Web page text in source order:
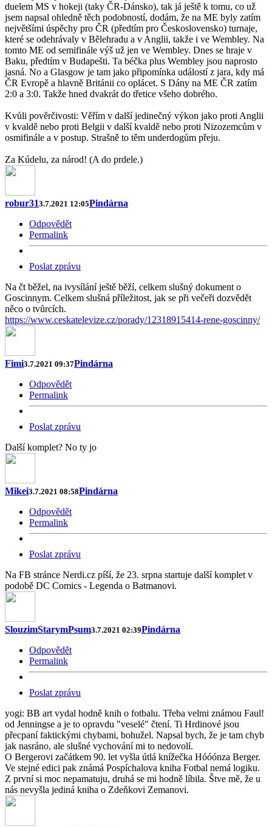
duelem MS v hokeji (taky ČR-Dánsko), tak já ještě k tomu, co už
jsem napsal ohledně těch podobností, dodám, že na ME byly zatím
největšími úspěchy pro ČR (předtím pro Československo) turnaje,
které se odehrávaly v Bělehradu a v Anglii, takže i ve Wembley. Na
tomto ME od semifinále výš už jen ve Wembley. Dnes se hraje v
Baku, předtím v Budapešti. Ta béčka plus Wembley jsou naprosto
jasná. No a Glasgow je tam jako připomínka událostí z jara, kdy má
ČR Evropě a hlavně Británii co oplácet. S Dány na ME ČR zatím
2:0 a 3:0. Takže hned dvakrát do třetice všeho dobrého.
Kvůli pověrčivosti: Věřím v další jedinečný výkon jako proti Anglii
v kvaldě nebo proti Belgii v další kvaldě nebo proti Nizozemcům v
osmifinále a v postup. Strašně to těm underdogům přeju.
Za Kúdelu, za národ! (A do prdele.)
robur313.7.2021 12:05Pindárna
Odpovědět
Permalink
Poslat zprávu
Na čt běžel, na ivysílání ještě běží, celkem slušný dokument o
Goscinnym. Celkem slušná příležitost, jak se při večeři dozvědět
něco o tvůrcích.
https://www.ceskatelevize.cz/porady/12318915414-rene-goscinny/
Fimi3.7.2021 09:37Pindárna
Odpovědět
Permalink
Poslat zprávu
Další komplet? No ty jo
Mikei3.7.2021 08:58Pindárna
Odpovědět
Permalink
Poslat zprávu
Na FB stránce Nerdi.cz píší, že 23. srpna startuje další komplet v
podobě DC Comics - Legenda o Batmanovi.
SlouzimStarymPsum3.7.2021 02:39Pindárna
Odpovědět
Permalink
Poslat zprávu
yogi: BB art vydal hodně knih o fotbalu. Třeba velmi známou Faul!
od Jenningse a je to opravdu "veselé" čtení. Ti Hrdinové jsou
přecpaní faktickými chybami, bohužel. Napsal bych, že je tam chyb
jak nasráno, ale slušné vychování mi to nedovolí.
O Bergerovi začátkem 90. let vyšla útlá knížečka Hóóónza Berger.
Ve stejné edici pak známá Pospíchalova kniha Fotbal nemá logiku.
Z první si moc nepamatuju, druhá se mi hodně líbila. Štve mě, že u
nás nevyšla jediná kniha o Zdeňkovi Zemanovi.